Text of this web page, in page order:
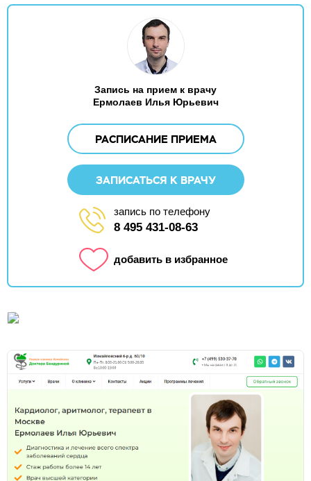
Запись на прием к врачу
Ермолаев Илья Юрьевич
РАСПИСАНИЕ ПРИЕМА
ЗАПИСАТЬСЯ К ВРАЧУ
запись по телефону
8 495 431-08-63
добавить в избранное